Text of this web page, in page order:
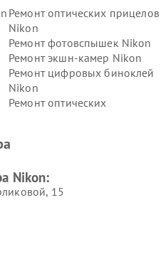
Ремонт оптических прицелов
Nikon
Ремонт фотовспышек Nikon
Ремонт экшн-камер Nikon
Ремонт цифровых биноклей
Nikon
Ремонт оптических
Nikon:
15